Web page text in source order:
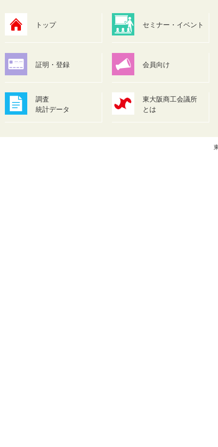
トップ セミナー・イベント
証明・登録 会員向け
調査
統計データ
東大阪商工会議所
とは